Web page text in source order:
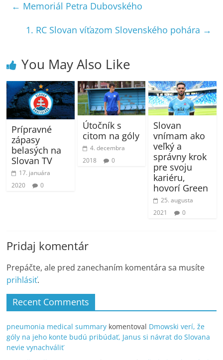
← Memoriál Petra Dubovského
1. RC Slovan víťazom Slovenského pohára →
You May Also Like
Prípravné
zápasy
belasých na
Slovan TV
17. januára
2020
0
Útočník s
citom na góly
4. decembra
2018
0
Slovan
vnímam ako
veľký a
správny krok
pre svoju
kariéru,
hovorí Green
25. augusta
2021
0
Pridaj komentár
Prepáčte, ale pred zanechaním komentára sa musíte
prihlásiť.
Recent Comments
pneumonia medical summary komentoval Dmowski verí, že
góly na jeho konte budú pribúdať, Janus si návrat do Slovana
nevie vynachváliť